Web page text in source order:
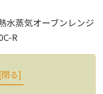
水蒸気オーブンレンジ
R
[閉る]